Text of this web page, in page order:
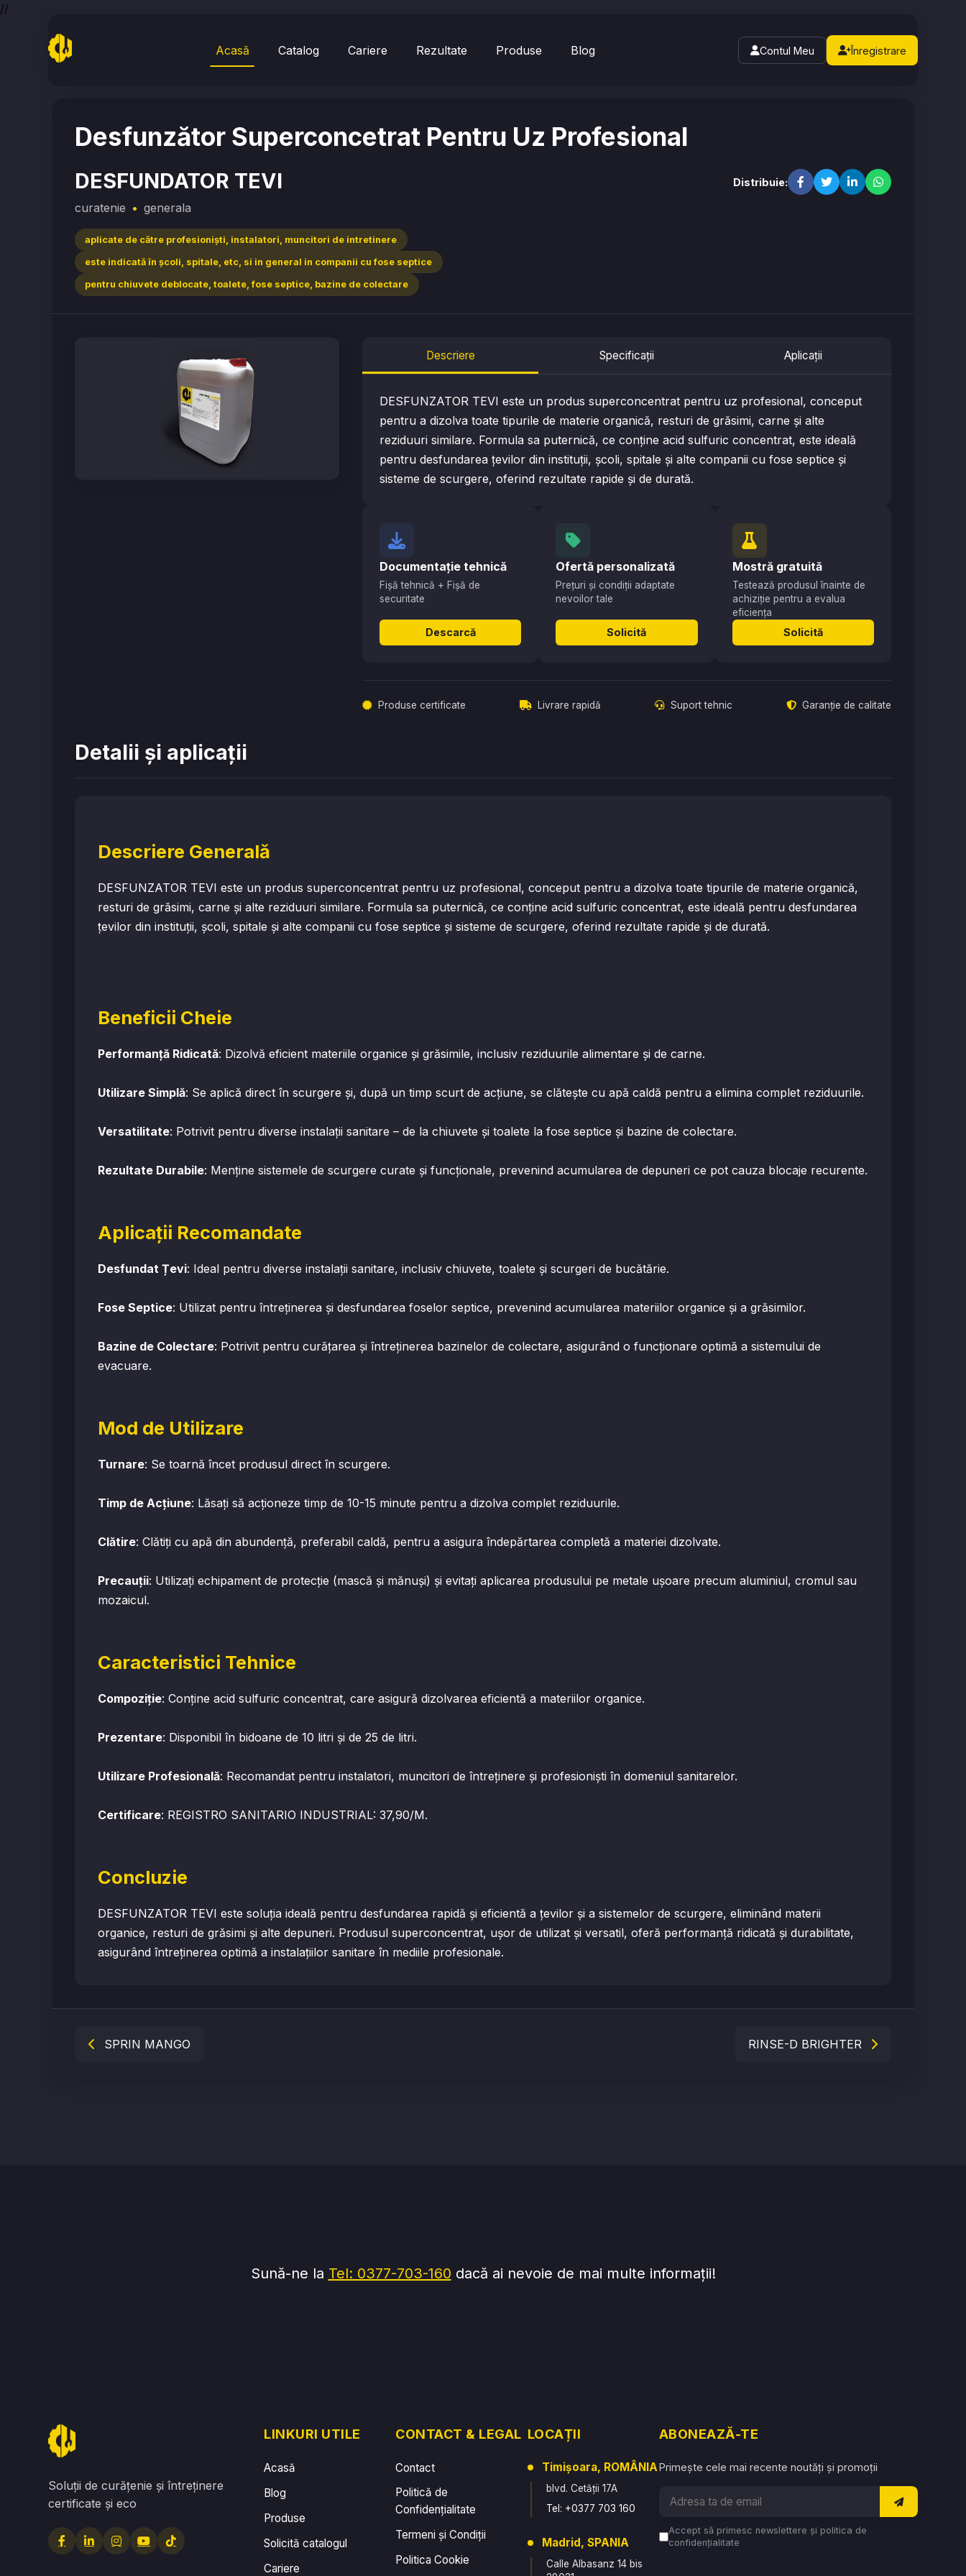
//
Acasă Catalog Cariere Rezultate Produse Blog Contul Meu
Înregistrare
Desfunzător Superconcetrat Pentru Uz Profesional
DESFUNDATOR TEVI
curatenie • generala
aplicate de către profesionişti, instalatori, muncitori de intretinere
este indicată în şcoli, spitale, etc, si in general in companii cu fose septice
pentru chiuvete deblocate, toalete, fose septice, bazine de colectare
Distribuie:
Descriere Specificații Aplicații
DESFUNZATOR TEVI este un produs superconcentrat pentru uz profesional, conceput
pentru a dizolva toate tipurile de materie organică, resturi de grăsimi, carne și alte
reziduuri similare. Formula sa puternică, ce conține acid sulfuric concentrat, este ideală
pentru desfundarea țevilor din instituții, școli, spitale și alte companii cu fose septice și
sisteme de scurgere, oferind rezultate rapide și de durată.
Documentație tehnică
Fișă tehnică + Fișă de
securitate
Descarcă
Ofertă personalizată
Prețuri și condiții adaptate
nevoilor tale
Solicită
Mostră gratuită
Testează produsul înainte de
achiziție pentru a evalua
eficiența
Solicită
Produse certificate Livrare rapidă Suport tehnic Garanție de calitate
Detalii și aplicații
Descriere Generală
DESFUNZATOR TEVI este un produs superconcentrat pentru uz profesional, conceput pentru a dizolva toate tipurile de materie organică,
resturi de grăsimi, carne și alte reziduuri similare. Formula sa puternică, ce conține acid sulfuric concentrat, este ideală pentru desfundarea
țevilor din instituții, școli, spitale și alte companii cu fose septice și sisteme de scurgere, oferind rezultate rapide și de durată.
Beneficii Cheie
Performanță Ridicată: Dizolvă eficient materiile organice și grăsimile, inclusiv reziduurile alimentare și de carne.
Utilizare Simplă: Se aplică direct în scurgere și, după un timp scurt de acțiune, se clătește cu apă caldă pentru a elimina complet reziduurile.
Versatilitate: Potrivit pentru diverse instalații sanitare – de la chiuvete și toalete la fose septice și bazine de colectare.
Rezultate Durabile: Menține sistemele de scurgere curate și funcționale, prevenind acumularea de depuneri ce pot cauza blocaje recurente.
Aplicații Recomandate
Desfundat Țevi: Ideal pentru diverse instalații sanitare, inclusiv chiuvete, toalete și scurgeri de bucătărie.
Fose Septice: Utilizat pentru întreținerea și desfundarea foselor septice, prevenind acumularea materiilor organice și a grăsimilor.
Bazine de Colectare: Potrivit pentru curățarea și întreținerea bazinelor de colectare, asigurând o funcționare optimă a sistemului de
evacuare.
Mod de Utilizare
Turnare: Se toarnă încet produsul direct în scurgere.
Timp de Acțiune: Lăsați să acționeze timp de 10-15 minute pentru a dizolva complet reziduurile.
Clătire: Clătiți cu apă din abundență, preferabil caldă, pentru a asigura îndepărtarea completă a materiei dizolvate.
Precauții: Utilizați echipament de protecție (mască și mănuși) și evitați aplicarea produsului pe metale ușoare precum aluminiul, cromul sau
mozaicul.
Caracteristici Tehnice
Compoziție: Conține acid sulfuric concentrat, care asigură dizolvarea eficientă a materiilor organice.
Prezentare: Disponibil în bidoane de 10 litri și de 25 de litri.
Utilizare Profesională: Recomandat pentru instalatori, muncitori de întreținere și profesioniști în domeniul sanitarelor.
Certificare: REGISTRO SANITARIO INDUSTRIAL: 37,90/M.
Concluzie
DESFUNZATOR TEVI este soluția ideală pentru desfundarea rapidă și eficientă a țevilor și a sistemelor de scurgere, eliminând materii
organice, resturi de grăsimi și alte depuneri. Produsul superconcentrat, ușor de utilizat și versatil, oferă performanță ridicată și durabilitate,
asigurând întreținerea optimă a instalațiilor sanitare în mediile profesionale.
SPRIN MANGO RINSE-D BRIGHTER
Sună-ne la Tel: 0377-703-160 dacă ai nevoie de mai multe informații!
Soluții de curățenie și întreținere
certificate și eco
LINKURI UTILE
Acasă
Blog
Produse
Solicită catalogul
Cariere
CONTACT & LEGAL
Contact
Politică de
Confidențialitate
Termeni și Condiții
Politica Cookie
LOCAȚII
Timișoara, ROMÂNIA
blvd. Cetății 17A
Tel: +0377 703 160
Madrid, SPANIA
Calle Albasanz 14 bis
ABONEAZĂ-TE
Primește cele mai recente noutăți și promoții
Accept să primesc newslettere și politica de
confidențialitate